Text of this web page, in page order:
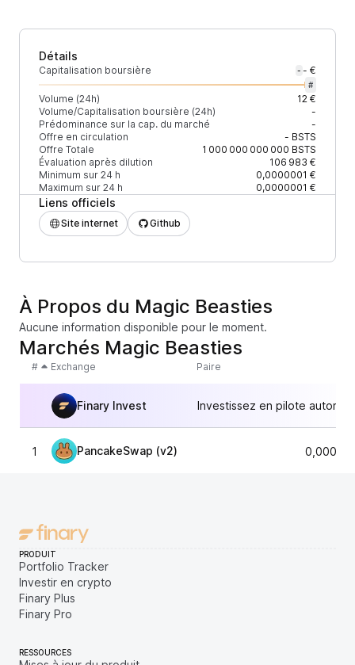
Détails
Capitalisation boursière - - €
#
Volume (24h)
12 €
Volume/Capitalisation boursière (24h)
-
Prédominance sur la cap. du marché
-
Offre en circulation
- BSTS
Offre Totale
1 000 000 000 000 BSTS
Évaluation après dilution
106 983 €
Minimum sur 24 h
0,0000001 €
Maximum sur 24 h
0,0000001 €
Liens officiels
Site internet Github
À Propos du Magic Beasties
Aucune information disponible pour le moment.
Marchés Magic Beasties
# Exchange Paire
Finary Invest Investissez en pilote
1 PancakeSwap (v2)
PRODUIT
Portfolio Tracker
Investir en crypto
Finary Plus
Finary Pro
RESSOURCES